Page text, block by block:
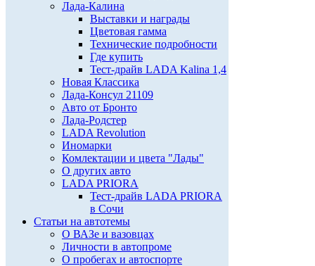
Лада-Калина
Выставки и награды
Цветовая гамма
Технические подробности
Где купить
Тест-драйв LADA Kalina 1,4
Новая Классика
Лада-Консул 21109
Авто от Бронто
Лада-Родстер
LADA Revolution
Иномарки
Комлектации и цвета "Лады"
О других авто
LADA PRIORA
Тест-драйв LADA PRIORA
в Сочи
Статьи на автотемы
О ВАЗе и вазовцах
Личности в автопроме
О пробегах и автоспорте